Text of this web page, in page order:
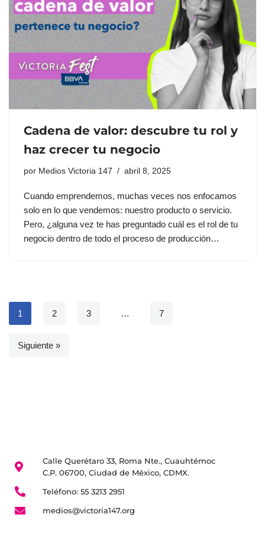
Cadena de valor: descubre tu rol y
haz crecer tu negocio
por Medios Victoria 147 abril 8, 2025
Cuando emprendemos, muchas veces nos enfocamos
solo en lo que vendemos: nuestro producto o servicio.
Pero, ¿alguna vez te has preguntado cuál es el rol de tu
negocio dentro de todo el proceso de producción…
1 2 3 … 7
Siguiente »
Calle Querétaro 33, Roma Nte., Cuauhtémoc
C.P. 06700, Ciudad de México, CDMX.
Teléfono: 55 3213 2951
medios@victoria147.org